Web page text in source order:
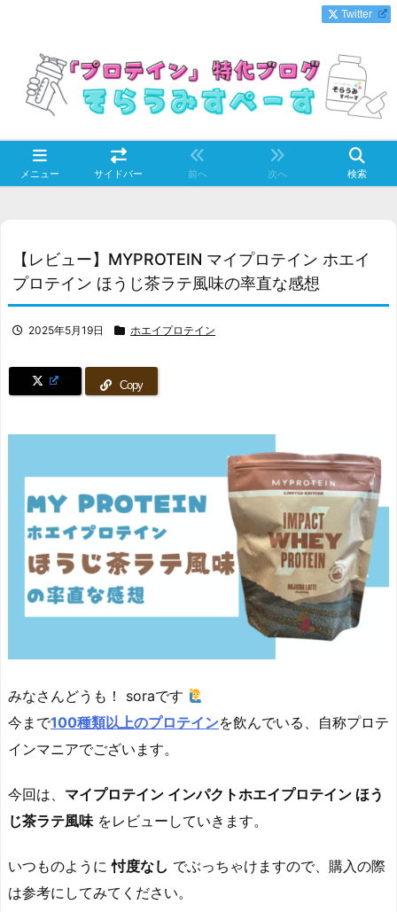
メニュー サイドバー 前へ 次へ 検索
Twitter
【レビュー】MYPROTEIN マイプロテイン ホエイ
プロテイン ほうじ茶ラテ風味の率直な感想
2025年5月19日 ホエイプロテイン
Copy
みなさんどうも！ soraです
今まで100種類以上のプロテインを飲んでいる、自称プロテ
インマニアでございます。
今回は、 マイプロテイン インパクトホエイプロテイン ほう
じ茶ラテ風味をレビューしていきます。
いつものように忖度なし でぶっちゃけますので、購入の際
は参考にしてみてください。